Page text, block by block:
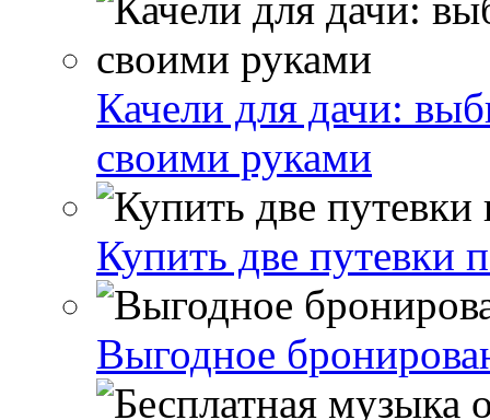
Качели для дачи:
своими руками
Купить две путевки
Выгодное